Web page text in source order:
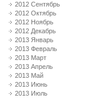
2012 Сентябрь
2012 Октябрь
2012 Ноябрь
2012 Декабрь
2013 Январь
2013 Февраль
2013 Март
2013 Апрель
2013 Май
2013 Июнь
2013 Июль